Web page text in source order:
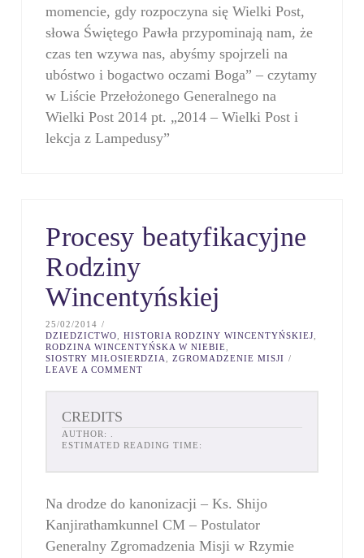
momencie, gdy rozpoczyna się Wielki Post,
słowa Świętego Pawła przypominają nam, że
czas ten wzywa nas, abyśmy spojrzeli na
ubóstwo i bogactwo oczami Boga” – czytamy
w Liście Przełożonego Generalnego na
Wielki Post 2014 pt. „2014 – Wielki Post i
lekcja z Lampedusy”
Procesy beatyfikacyjne
Rodziny
Wincentyńskiej
25/02/2014
DZIEDZICTWO
,HISTORIA RODZINY WINCENTYŃSKIEJ
RODZINA WINCENTYŃSKA W NIEBIE
SIOSTRY MIŁOSIERDZIA
,ZGROMADZENIE MISJI
LEAVE A COMMENT
CREDITS
AUTHOR:
ESTIMATED READING TIME:
Na drodze do kanonizacji – Ks. Shijo
Kanjirathamkunnel CM – Postulator
Generalny Zgromadzenia Misji w Rzymie